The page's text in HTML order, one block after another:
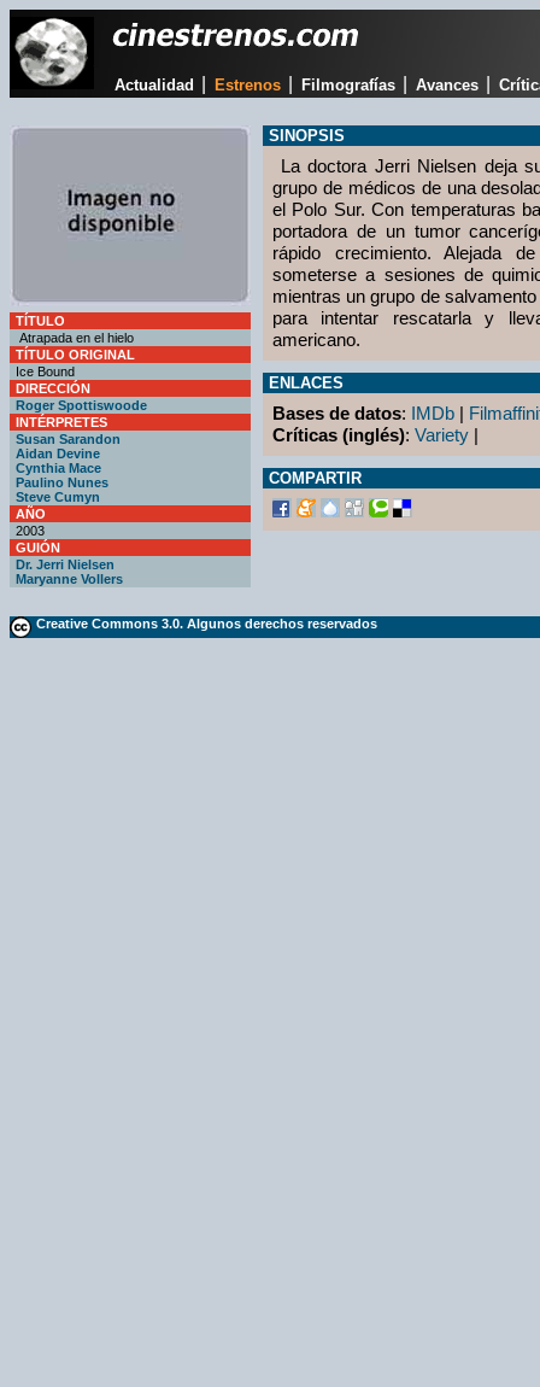
Actualidad Estrenos Filmografías Avances
TÍTULO
Atrapada en el hielo
TÍTULO ORIGINAL
Ice Bound
DIRECCIÓN
Roger Spottiswoode
INTÉRPRETES
Susan Sarandon
Aidan Devine
Cynthia Mace
Paulino Nunes
Steve Cumyn
AÑO
2003
GUIÓN
Dr. Jerri Nielsen
Maryanne Vollers
SINOPSIS
La doctora Jerri Nielsen deja
grupo de médicos de una
el Polo Sur. Con temperaturas
portadora de un tumor
rápido crecimiento. Alejada
someterse a sesiones de
mientras un grupo de
para intentar rescatarla y
americano.
ENLACES
Bases de datos: IMDb |
Críticas (inglés): Variety |
COMPARTIR
Creative Commons 3.0. Algunos derechos reservados